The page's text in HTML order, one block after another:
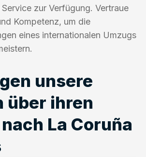
zur Verfügung. Vertraue
Kompetenz, um die
eines internationalen Umzugs
unsere
über ihren
La Coruña